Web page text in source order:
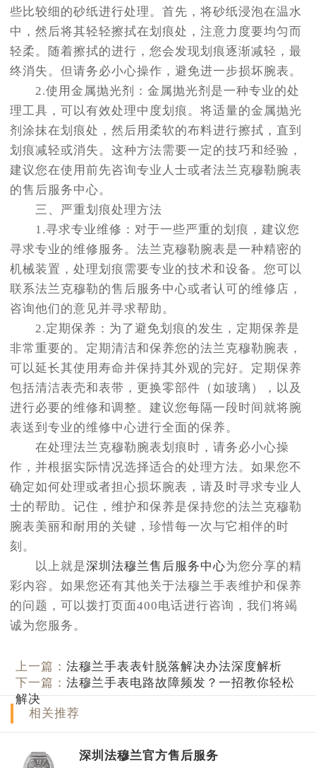
些比较细的砂纸进行处理。首先，将砂纸浸泡在温水
中，然后将其轻轻擦拭在划痕处，注意力度要均匀而
轻柔。随着擦拭的进行，您会发现划痕逐渐减轻，最
终消失。但请务必小心操作，避免进一步损坏腕表。
2.使用金属抛光剂：金属抛光剂是一种专业的处
理工具，可以有效处理中度划痕。将适量的金属抛光
剂涂抹在划痕处，然后用柔软的布料进行擦拭，直到
划痕减轻或消失。这种方法需要一定的技巧和经验，
建议您在使用前先咨询专业人士或者法兰克穆勒腕表
的售后服务中心。
三、严重划痕处理方法
1.寻求专业维修：对于一些严重的划痕，建议您
寻求专业的维修服务。法兰克穆勒腕表是一种精密的
机械装置，处理划痕需要专业的技术和设备。您可以
联系法兰克穆勒的售后服务中心或者认可的维修店，
咨询他们的意见并寻求帮助。
2.定期保养：为了避免划痕的发生，定期保养是
非常重要的。定期清洁和保养您的法兰克穆勒腕表，
可以延长其使用寿命并保持其外观的完好。定期保养
包括清洁表壳和表带，更换零部件（如玻璃），以及
进行必要的维修和调整。建议您每隔一段时间就将腕
表送到专业的维修中心进行全面的保养。
在处理法兰克穆勒腕表划痕时，请务必小心操
作，并根据实际情况选择适合的处理方法。如果您不
确定如何处理或者担心损坏腕表，请及时寻求专业人
士的帮助。记住，维护和保养是保持您的法兰克穆勒
腕表美丽和耐用的关键，珍惜每一次与它相伴的时
刻。
以上就是深圳法穆兰售后服务中心为您分享的精
彩内容。如果您还有其他关于法穆兰手表维护和保养
的问题，可以拨打页面400电话进行咨询，我们将竭
诚为您服务。
上一篇：法穆兰手表表针脱落解决办法深度解析
下一篇：法穆兰手表电路故障频发？一招教你轻松
解决
相关推荐
深圳法穆兰官方售后服务